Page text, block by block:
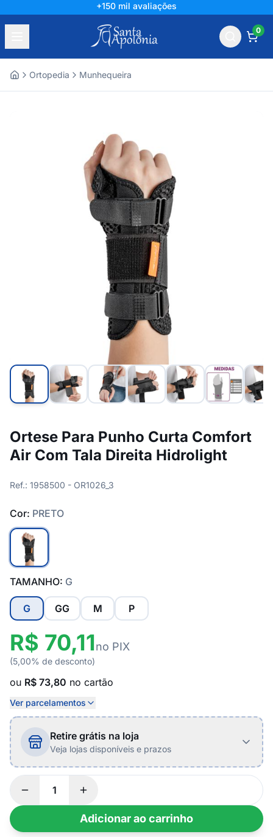
+150 mil avaliações
0
Ortopedia Munhequeira
Ortese Para Punho Curta Comfort
Air Com Tala Direita Hidrolight
Ref.: 1958500 - OR1026_3
Cor: PRETO
TAMANHO: G
G GG M P
R$ 70,11no PIX
(5,00% de desconto)
ou R$ 73,80 no cartão
Ver parcelamentos
Retire grátis na loja
Veja lojas disponíveis e prazos
Adicionar ao carrinho